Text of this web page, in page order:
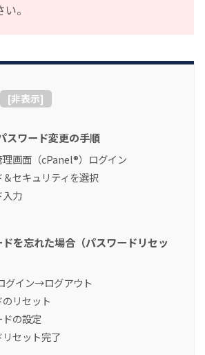
。
[非表示]
スワード変更の手順
理画面（cPanel®）ログイン
セキュリティを選択
入力
を忘れた場合（パスワードリセッ
グイン→ログアウト
リセット
の設定
セット完了